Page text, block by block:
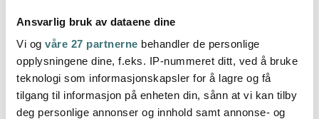
Ansvarlig bruk av dataene dine
Vi og våre 27 partnerne behandler de personlige
opplysningene dine, f.eks. IP-nummeret ditt, ved å bruke
teknologi som informasjonskapsler for å lagre og få
tilgang til informasjon på enheten din, sånn at vi kan tilby
deg personlige annonser og innhold samt annonse- og
Anders Petter
Classic
kasserollebeskytter 3
stk grå
55 kr 79 kr
Anders Petter
Classic salt- &
pepperkvern 18 cm
svart
249 kr 499 kr